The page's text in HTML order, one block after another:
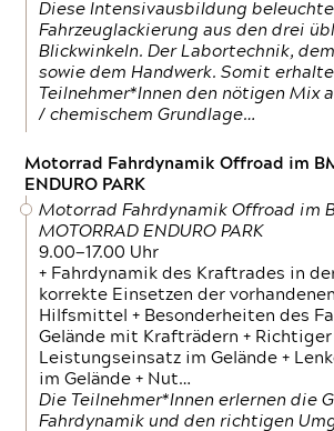
Diese Intensivausbildung
Fahrzeuglackierung aus den drei
Blickwinkeln. Der Labortechnik,
sowie dem Handwerk. Somit
Teilnehmer*Innen den nötigen Mix
/ chemischem Grundlage…
Motorrad Fahrdynamik Offroad im
ENDURO PARK
Motorrad Fahrdynamik Offroad im
MOTORRAD ENDURO PARK
9.00—17.00 Uhr
+ Fahrdynamik des Kraftrades in
korrekte Einsetzen der
Hilfsmittel + Besonderheiten des
Gelände mit Krafträdern + Richtiger
Leistungseinsatz im Gelände +
im Gelände + Nut…
Die Teilnehmer*Innen erlernen die
Fahrdynamik und den richtigen